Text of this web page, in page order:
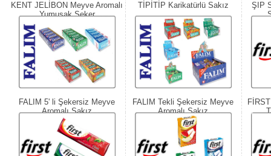
KENT JELİBON Meyve Aromalı
Yumuşak Şeker
TİPİTİP Karikatürlü Sakız
ŞIP
FALIM 5' li Şekersiz Meyve
Aromalı Sakız
FALIM Tekli Şekersiz Meyve
Aromalı Sakız